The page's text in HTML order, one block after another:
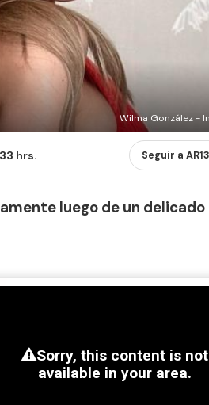
Wilma González -
hrs. Seguir a
luego de un delicado